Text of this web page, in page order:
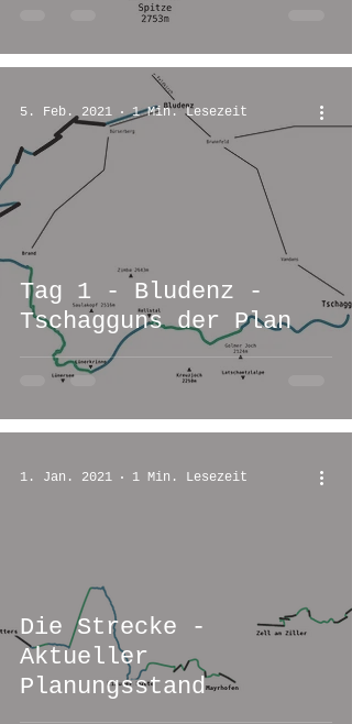
Tag 1 - Bludenz -
Tschagguns der Plan
5. Feb. 2021 1 Min. Lesezeit
Die Strecke -
Aktueller
Planungsstand
1. Jan. 2021 1 Min. Lesezeit